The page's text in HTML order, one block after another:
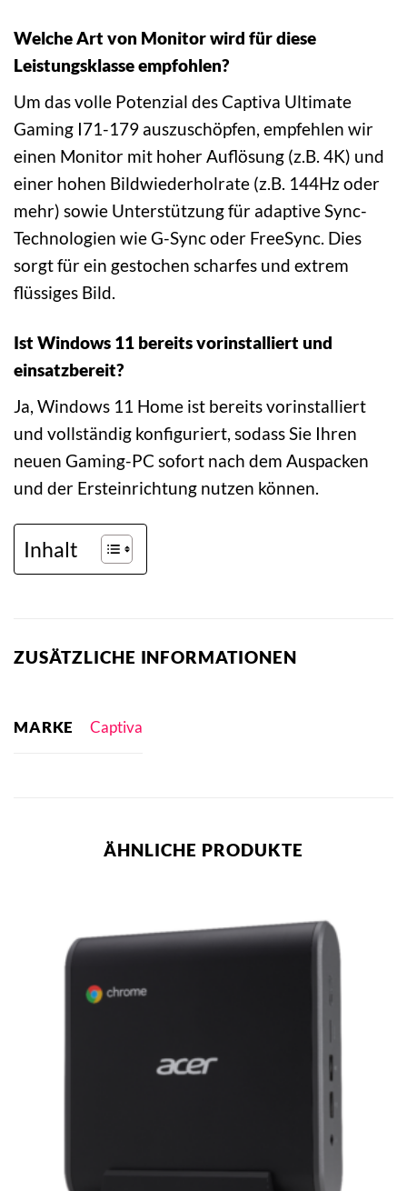
Welche Art von Monitor wird für diese
Leistungsklasse empfohlen?
Um das volle Potenzial des Captiva Ultimate
Gaming I71-179 auszuschöpfen, empfehlen wir
einen Monitor mit hoher Auflösung (z.B. 4K) und
einer hohen Bildwiederholrate (z.B. 144Hz oder
mehr) sowie Unterstützung für adaptive Sync-
Technologien wie G-Sync oder FreeSync. Dies
sorgt für ein gestochen scharfes und extrem
flüssiges Bild.
Ist Windows 11 bereits vorinstalliert und
einsatzbereit?
Ja, Windows 11 Home ist bereits vorinstalliert
und vollständig konfiguriert, sodass Sie Ihren
neuen Gaming-PC sofort nach dem Auspacken
und der Ersteinrichtung nutzen können.
Inhalt
ZUSÄTZLICHE INFORMATIONEN
MARKE Captiva
ÄHNLICHE PRODUKTE